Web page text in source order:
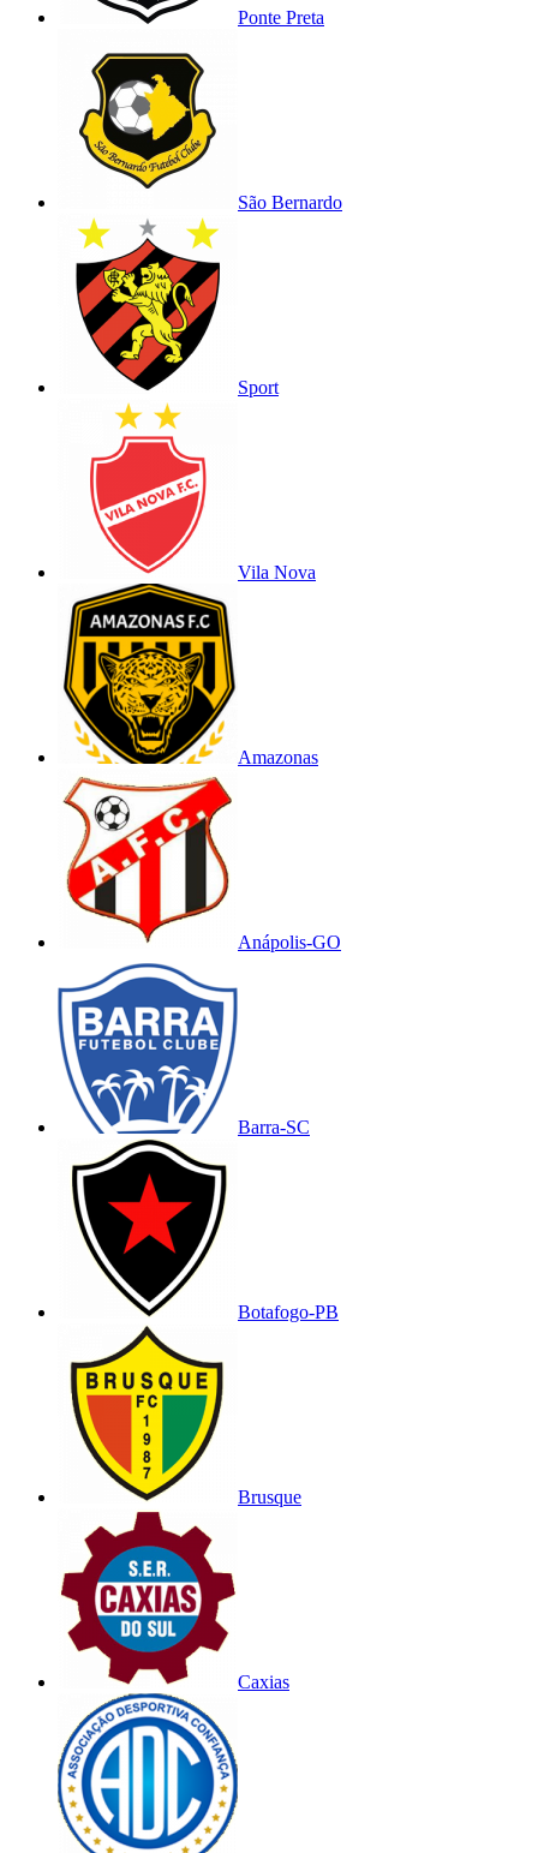
Ponte Preta
São Bernardo
Sport
Vila Nova
Amazonas
Anápolis-GO
Barra-SC
Botafogo-PB
Brusque
Caxias